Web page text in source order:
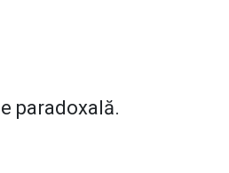
paradoxală.